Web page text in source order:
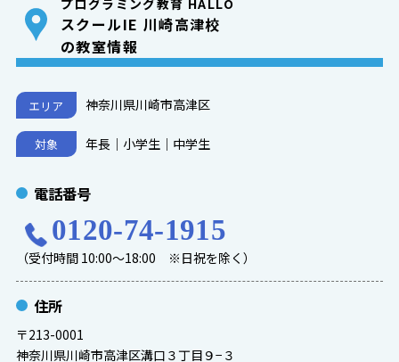
プログラミング教育 HALLO
スクールIE 川崎高津校
の教室情報
エリア 神奈川県川崎市高津区
対象 年長｜小学生｜中学生
電話番号
0120-74-1915
（受付時間 10:00～18:00 ※日祝を除く）
住所
〒213-0001
神奈川県川崎市高津区溝口３丁目９−３